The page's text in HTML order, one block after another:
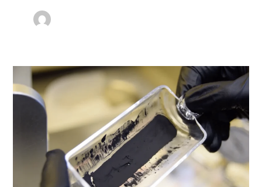
Graphit
aus
CO₂:
Catalyst“
weiteres
Kapital